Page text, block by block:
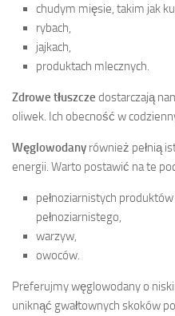
chudym mięsie, takim jak
rybach,
jajkach,
produktach mlecznych.
Zdrowe tłuszcze dostarczają
oliwek. Ich obecność w
Węglowodany również pełnią
energii. Warto postawić na te
pełnoziarnistych
pełnoziarnistego,
warzyw,
owoców.
Preferujmy węglowodany o
uniknąć gwałtownych skoków